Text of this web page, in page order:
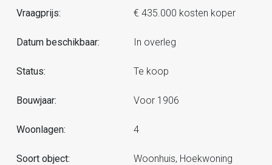
Vraagprijs: € 435.000 kosten koper
Datum beschikbaar: In overleg
Status: Te koop
Bouwjaar: Voor 1906
Woonlagen: 4
Soort object: Woonhuis, Hoekwoning